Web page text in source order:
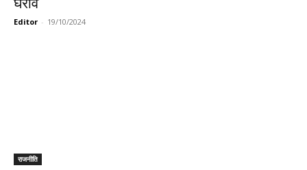
घेराव
Editor - 19/10/2024
राजनीति